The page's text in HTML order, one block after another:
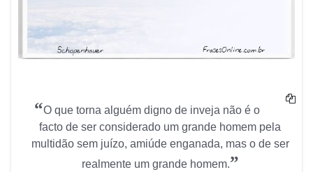
“O que torna alguém digno de inveja não é o
facto de ser considerado um grande homem pela
multidão sem juízo, amiúde enganada, mas o de ser
realmente um grande homem.”